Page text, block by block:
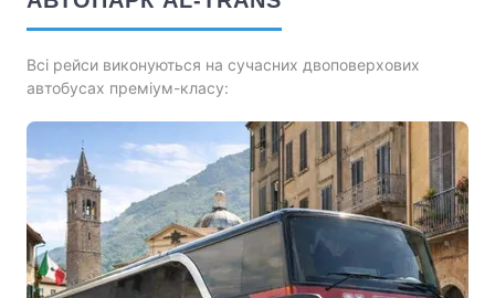
Всі рейси виконуються на сучасних двоповерхових
автобусах преміум-класу: